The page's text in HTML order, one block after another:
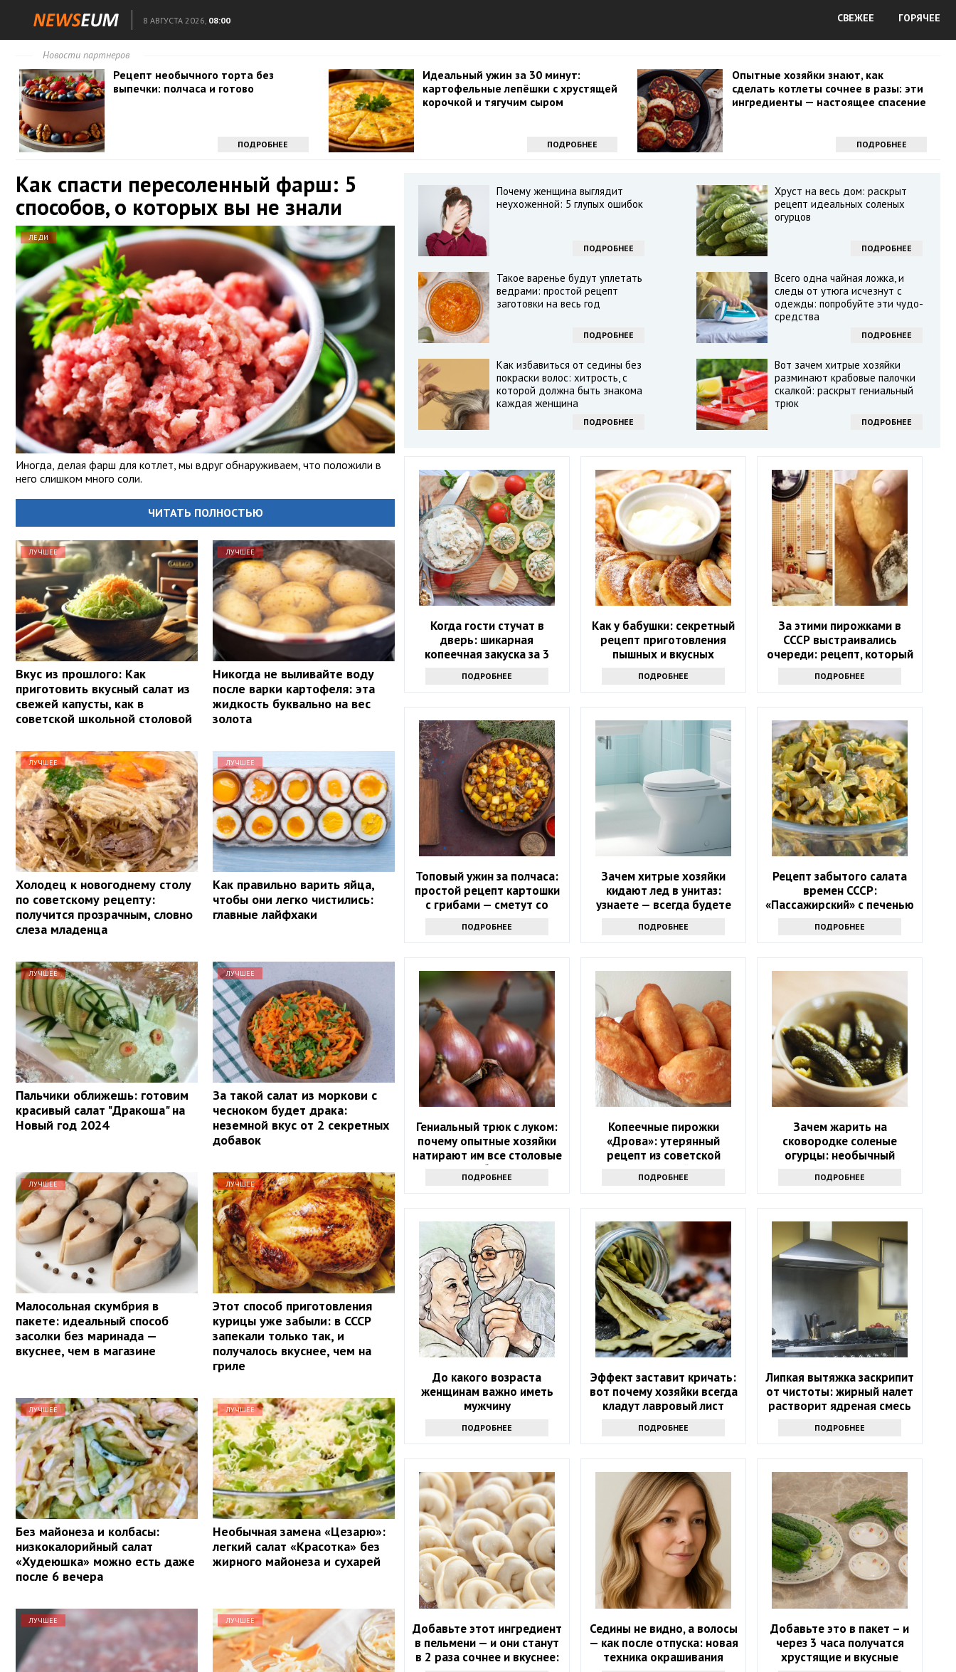
8 АВГУСТА 2026, 08:00 СВЕЖЕЕ ГОРЯЧЕЕ
Новости партнеров
Рецепт необычного торта без
выпечки: полчаса и готово
ПОДРОБНЕЕ
Идеальный ужин за 30 минут:
картофельные лепёшки с хрустящей
корочкой и тягучим сыром
ПОДРОБНЕЕ
Опытные хозяйки знают, как
сделать котлеты сочнее в разы: эти
ингредиенты — настоящее спасение
ПОДРОБНЕЕ
Как спасти пересоленный фарш: 5
способов, о которых вы не знали
ЛЕДИ
Иногда, делая фарш для котлет, мы вдруг обнаруживаем, что положили в
него слишком много соли.
ЧИТАТЬ ПОЛНОСТЬЮ
ЛУЧШЕЕ
Вкус из прошлого: Как
приготовить вкусный салат из
свежей капусты, как в
советской школьной столовой
ЛУЧШЕЕ
Никогда не выливайте воду
после варки картофеля: эта
жидкость буквально на вес
золота
ЛУЧШЕЕ
Холодец к новогоднему столу
по советскому рецепту:
получится прозрачным, словно
слеза младенца
ЛУЧШЕЕ
Как правильно варить яйца,
чтобы они легко чистились:
главные лайфхаки
ЛУЧШЕЕ
Пальчики оближешь: готовим
красивый салат "Дракоша" на
Новый год 2024
ЛУЧШЕЕ
За такой салат из моркови с
чесноком будет драка:
неземной вкус от 2 секретных
добавок
ЛУЧШЕЕ
Малосольная скумбрия в
пакете: идеальный способ
засолки без маринада —
вкуснее, чем в магазине
ЛУЧШЕЕ
Этот способ приготовления
курицы уже забыли: в СССР
запекали только так, и
получалось вкуснее, чем на
гриле
ЛУЧШЕЕ
Без майонеза и колбасы:
низкокалорийный салат
«Худеюшка» можно есть даже
после 6 вечера
ЛУЧШЕЕ
Необычная замена «Цезарю»:
легкий салат «Красотка» без
жирного майонеза и сухарей
ЛУЧШЕЕ ЛУЧШЕЕ
Почему женщина выглядит
неухоженной: 5 глупых ошибок
ПОДРОБНЕЕ
Хруст на весь дом: раскрыт
рецепт идеальных соленых
огурцов
ПОДРОБНЕЕ
Такое варенье будут уплетать
ведрами: простой рецепт
заготовки на весь год
ПОДРОБНЕЕ
Всего одна чайная ложка, и
следы от утюга исчезнут с
одежды: попробуйте эти чудо-
средства
ПОДРОБНЕЕ
Как избавиться от седины без
покраски волос: хитрость, с
которой должна быть знакома
каждая женщина
ПОДРОБНЕЕ
Вот зачем хитрые хозяйки
разминают крабовые палочки
скалкой: раскрыт гениальный
трюк
ПОДРОБНЕЕ
Когда гости стучат в
дверь: шикарная
копеечная закуска за 3
ПОДРОБНЕЕ
Как у бабушки: секретный
рецепт приготовления
пышных и вкусных
ПОДРОБНЕЕ
За этими пирожками в
СССР выстраивались
очереди: рецепт, который
дома
ПОДРОБНЕЕ
Топовый ужин за полчаса:
простой рецепт картошки
с грибами — сметут со
ПОДРОБНЕЕ
Зачем хитрые хозяйки
кидают лед в унитаз:
узнаете — всегда будете
ПОДРОБНЕЕ
Рецепт забытого салата
времен СССР:
«Пассажирский» с печенью
ПОДРОБНЕЕ
Гениальный трюк с луком:
почему опытные хозяйки
натирают им все столовые
приборы
ПОДРОБНЕЕ
Копеечные пирожки
«Дрова»: утерянный
рецепт из советской
столовой
ПОДРОБНЕЕ
Зачем жарить на
сковородке соленые
огурцы: необычный
повторять каждый день
ПОДРОБНЕЕ
До какого возраста
женщинам важно иметь
мужчину
ПОДРОБНЕЕ
Эффект заставит кричать:
вот почему хозяйки всегда
кладут лавровый лист
ПОДРОБНЕЕ
Липкая вытяжка заскрипит
от чистоты: жирный налет
растворит ядреная смесь
ПОДРОБНЕЕ
Добавьте этот ингредиент
в пельмени — и они станут
в 2 раза сочнее и вкуснее:
Седины не видно, а волосы
— как после отпуска: новая
техника окрашивания
Добавьте это в пакет – и
через 3 часа получатся
хрустящие и вкусные